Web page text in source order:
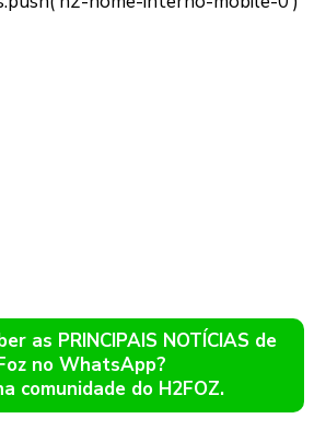
as PRINCIPAIS NOTÍCIAS de
no WhatsApp?
comunidade do H2FOZ.